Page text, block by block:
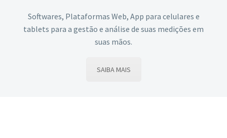
Softwares, Plataformas Web, App para celulares e
tablets para a gestão e análise de suas medições em
suas mãos.
SAIBA MAIS